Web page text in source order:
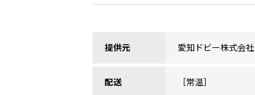
提供元 愛知ドビー株式会社
配送 ［常温］